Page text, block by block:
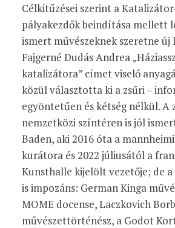
Célkitűzései szerint a
pályakezdők beindítása mellett
ismert művészeknek szeretne
Fajgerné Dudás Andrea
katalizátora” címet viselő
közül választotta ki a zsűri –
egyöntetűen és kétség nélkül. A
nemzetközi színtéren is jól
Baden, aki 2016 óta a
kurátora és 2022 júliusától a
Kunsthalle kijelölt vezetője; de
is impozáns: German Kinga
MOME docense, Laczkovich
művészettörténész, a Godot